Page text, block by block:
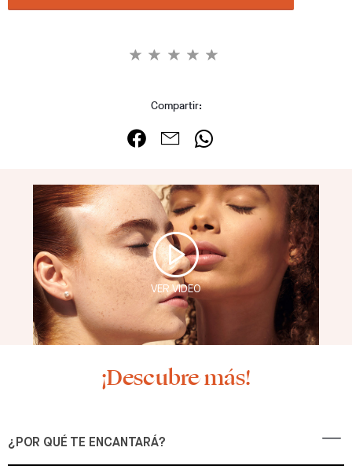
Compartir:
VER VIDEO
¡Descubre más!
¿POR QUÉ TE ENCANTARÁ?